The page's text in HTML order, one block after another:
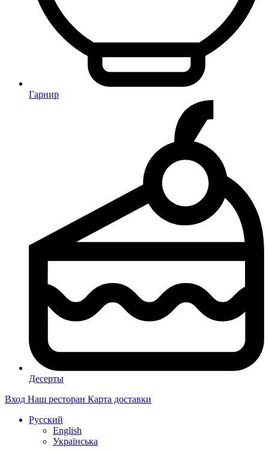
Гарнир
Десерты
Вход Наш ресторан Карта доставки
Русский
English
Українська